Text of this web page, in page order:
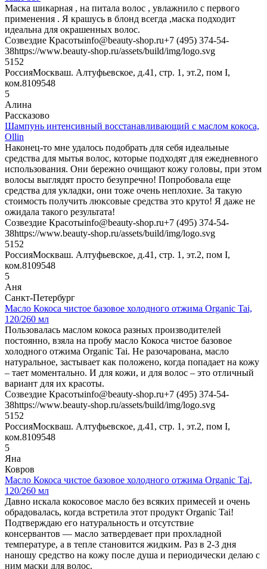
Маска шикарная , на питала волос , увлажнило с первого
применения . Я крашусь в блонд всегда ,маска подходит
идеальна для окрашенных волос.
Созвездие Красотыinfo@beauty-shop.ru+7 (495) 374-54-
38https://www.beauty-shop.ru/assets/build/img/logo.svg
5152
РоссияМоскваш. Алтуфьевское, д.41, стр. 1, эт.2, пом I,
ком.8109548
5
Алина
Рассказово
Шампунь интенсивный восстанавливающий с маслом кокоса,
Ollin
Наконец-то мне удалось подобрать для себя идеальные
средства для мытья волос, которые подходят для ежедневного
использования. Они бережно очищают кожу головы, при этом
волосы выглядят просто безупречно! Попробовала еще
средства для укладки, они тоже очень неплохие. За такую
стоимость получить люксовые средства это круто! Я даже не
ожидала такого результата!
Созвездие Красотыinfo@beauty-shop.ru+7 (495) 374-54-
38https://www.beauty-shop.ru/assets/build/img/logo.svg
5152
РоссияМоскваш. Алтуфьевское, д.41, стр. 1, эт.2, пом I,
ком.8109548
5
Аня
Санкт-Петербург
Масло Кокоса чистое базовое холодного отжима Organic Tai,
120/260 мл
Пользовалась маслом кокоса разных производителей
постоянно, взяла на пробу масло Кокоса чистое базовое
холодного отжима Organic Tai. Не разочарована, масло
натуральное, застывает как положено, когда попадает на кожу
– тает моментально. И для кожи, и для волос – это отличный
вариант для их красоты.
Созвездие Красотыinfo@beauty-shop.ru+7 (495) 374-54-
38https://www.beauty-shop.ru/assets/build/img/logo.svg
5152
РоссияМоскваш. Алтуфьевское, д.41, стр. 1, эт.2, пом I,
ком.8109548
5
Яна
Ковров
Масло Кокоса чистое базовое холодного отжима Organic Tai,
120/260 мл
Давно искала кокосовое масло без всяких примесей и очень
обрадовалась, когда встретила этот продукт Organic Tai!
Подтверждаю его натуральность и отсутствие
консервантов — масло затвердевает при прохладной
температуре, а в тепле становится жидким. Раз в 2-3 дня
наношу средство на кожу после душа и периодически делаю с
ним маски для волос.